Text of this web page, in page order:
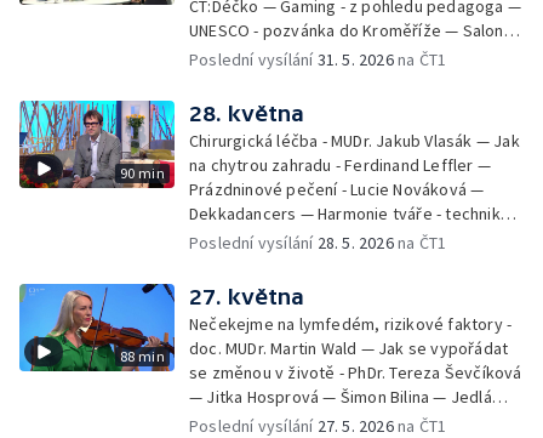
ČT:Déčko — Gaming - z pohledu pedagoga —
UNESCO - pozvánka do Kroměříže — Salon
filmových klapek
Poslední vysílání31. 5. 2026na ČT1
90 min
28. května
Chirurgická léčba - MUDr. Jakub Vlasák — Jak
na chytrou zahradu - Ferdinand Leffler —
Prázdninové pečení - Lucie Nováková —
Dekkadancers — Harmonie tváře - techniky
přírodního omlazení - Martina Kavecká —
Petr Bednařík — Počasí s Michalem Žákem
Poslední vysílání 28. 5. 2026na ČT1
88 min
27. května
Nečekejme na lymfedém, rizikové faktory -
doc. MUDr. Martin Wald — Jak se vypořádat
se změnou v životě - PhDr. Tereza Ševčíková
— Jitka Hosprová — Šimon Bilina — Jedlá
zahrada - Petra Matějková — Kulturní tipy
Poslední vysílání 27. 5. 2026na ČT1